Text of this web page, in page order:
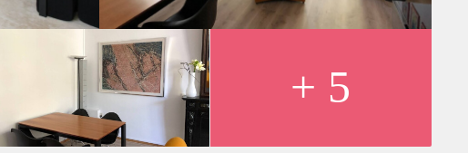
Op het dakterras zijn een ligstoel, tafel en vier stoelen aanwezig.
of werkende personen..
+ 5